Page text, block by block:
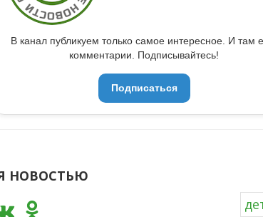
В канал публикуем только самое интересное. И там
комментарии. Подписывайтесь!
Подписаться
НОВОСТЬЮ